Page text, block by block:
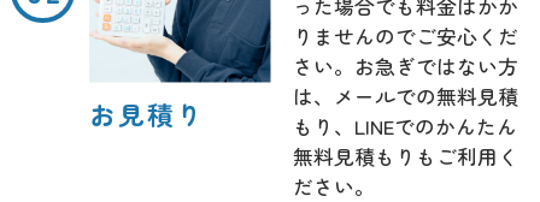
お見積り
った場合でも料金はかか
りませんのでご安心くだ
さい。お急ぎではない方
は、メールでの無料見積
もり、LINEでのかんたん
無料見積もりもご利用く
ださい。